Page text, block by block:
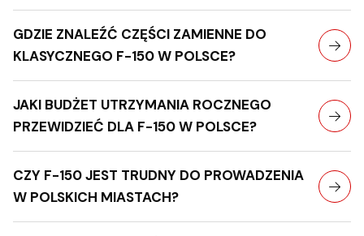
GDZIE ZNALEŹĆ CZĘŚCI ZAMIENNE DO
KLASYCZNEGO F-150 W POLSCE?
JAKI BUDŻET UTRZYMANIA ROCZNEGO
PRZEWIDZIEĆ DLA F-150 W POLSCE?
CZY F-150 JEST TRUDNY DO PROWADZENIA
W POLSKICH MIASTACH?